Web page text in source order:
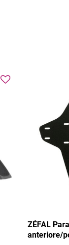
ZÉFAL
anteriore/